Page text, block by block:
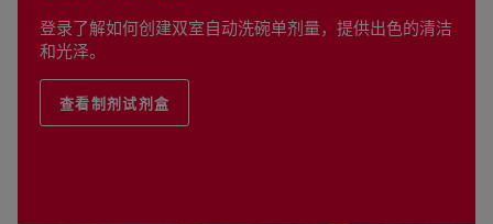
登录了解如何创建双室自动洗碗单剂量，提供出色的清洁
和光泽。
查看制剂试剂盒